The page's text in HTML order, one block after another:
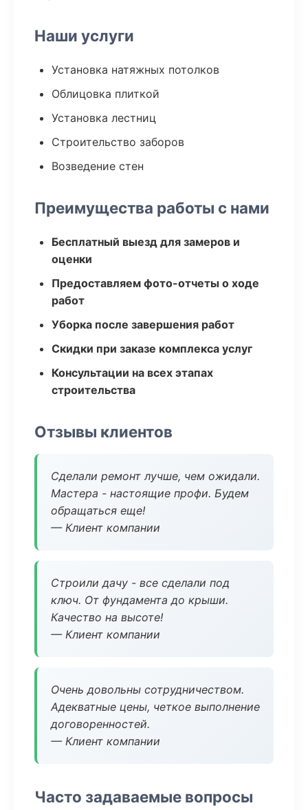
Наши услуги
Установка натяжных потолков
Облицовка плиткой
Установка лестниц
Строительство заборов
Возведение стен
Преимущества работы с нами
Бесплатный выезд для замеров и
оценки
Предоставляем фото-отчеты о ходе
работ
Уборка после завершения работ
Скидки при заказе комплекса услуг
Консультации на всех этапах
строительства
Отзывы клиентов
Сделали ремонт лучше, чем ожидали.
Мастера - настоящие профи. Будем
обращаться еще!
— Клиент компании
Строили дачу - все сделали под
ключ. От фундамента до крыши.
Качество на высоте!
— Клиент компании
Очень довольны сотрудничеством.
Адекватные цены, четкое выполнение
договоренностей.
— Клиент компании
Часто задаваемые вопросы